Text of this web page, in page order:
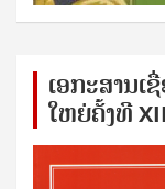
ເອກ​ະ​ສານ​
ໃຫຍ່​ຄັ້ງ​ທີ